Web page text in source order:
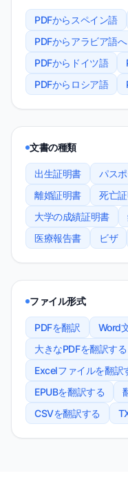
PDFからスペイン語
PDFからアラビア語へ
PDFからドイツ語
PDFからロシア語
文書の種類
出生証明書 パス
離婚証明書
死亡
大学の成績証明書
医療報告書
ビザ
ファイル形式
PDFを翻訳
Word
大きなPDFを翻訳する
Excelファイルを翻訳
EPUBを翻訳する
CSVを翻訳する